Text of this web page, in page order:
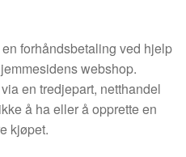
forhåndsbetaling ved hjelp
webshop.
en tredjepart, netthandel
å ha eller å opprette en
kjøpet.